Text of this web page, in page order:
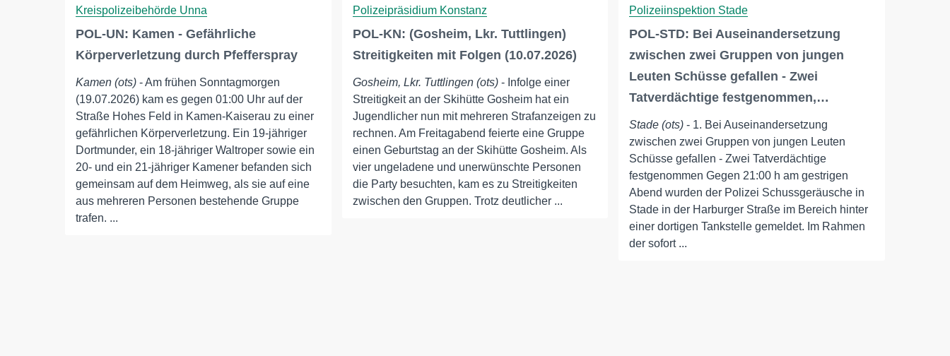
Kreispolizeibehörde Unna
POL-UN: Kamen - Gefährliche
Körperverletzung durch Pfefferspray
Kamen (ots) - Am frühen Sonntagmorgen
(19.07.2026) kam es gegen 01:00 Uhr auf der
Straße Hohes Feld in Kamen-Kaiserau zu einer
gefährlichen Körperverletzung. Ein 19-jähriger
Dortmunder, ein 18-jähriger Waltroper sowie ein
20- und ein 21-jähriger Kamener befanden sich
gemeinsam auf dem Heimweg, als sie auf eine
aus mehreren Personen bestehende Gruppe
trafen. ...
Polizeipräsidium Konstanz
POL-KN: (Gosheim, Lkr. Tuttlingen)
Streitigkeiten mit Folgen (10.07.2026)
Gosheim, Lkr. Tuttlingen (ots)- Infolge einer
Streitigkeit an der Skihütte Gosheim hat ein
Jugendlicher nun mit mehreren Strafanzeigen zu
rechnen. Am Freitagabend feierte eine Gruppe
einen Geburtstag an der Skihütte Gosheim. Als
vier ungeladene und unerwünschte Personen
die Party besuchten, kam es zu Streitigkeiten
zwischen den Gruppen. Trotz deutlicher ...
Polizeiinspektion Stade
POL-STD: Bei Auseinandersetzung
zwischen zwei Gruppen von jungen
Leuten Schüsse gefallen - Zwei
Tatverdächtige festgenommen,…
Stade (ots) - 1. Bei Auseinandersetzung
zwischen zwei Gruppen von jungen Leuten
Schüsse gefallen - Zwei Tatverdächtige
festgenommen Gegen 21:00 h am gestrigen
Abend wurden der Polizei Schussgeräusche in
Stade in der Harburger Straße im Bereich hinter
einer dortigen Tankstelle gemeldet. Im Rahmen
der sofort ...